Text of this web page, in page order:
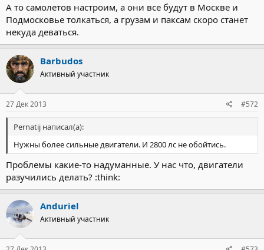
А то самолетов настроим, а они все будут в Москве и
Подмосковье толкаться, а грузам и паксам скоро станет
некуда деваться.
Barbudos
Активный участник
27 Дек 2013 #572
Pernatij написал(а):
Нужны более сильные двигатели. И 2800 лс не обойтись.
Проблемы какие-то надуманные. У нас что, двигатели
разучились делать? :think:
Anduriel
Активный участник